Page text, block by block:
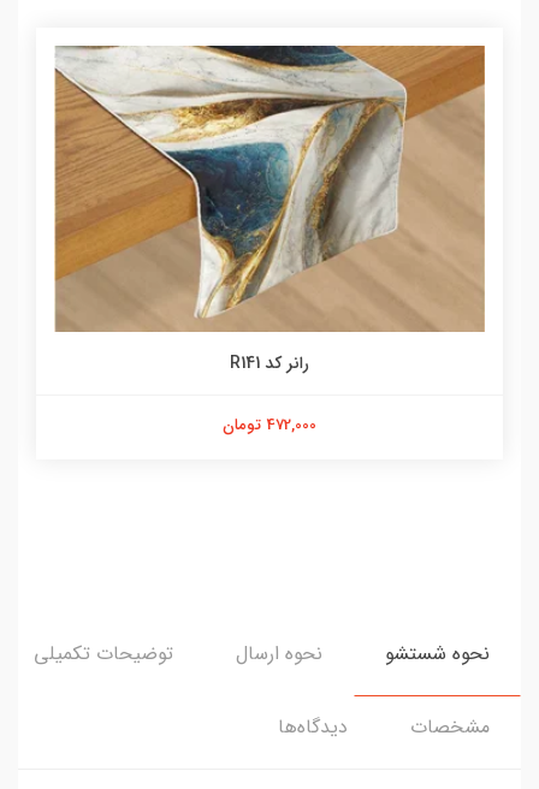
رانر کد R141
472,000 تومان
نحوه شستشو نحوه ارسال توضیحات تکمیلی
مشخصات دیدگاه‌ها